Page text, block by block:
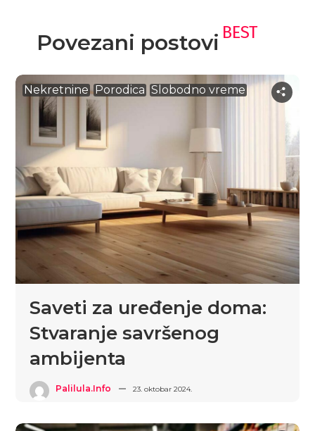
Povezani postovi BEST
Nekretnine Porodica Slobodno vreme
Saveti za uređenje doma:
Stvaranje savršenog
ambijenta
Palilula.info 23. oktobar 2024.